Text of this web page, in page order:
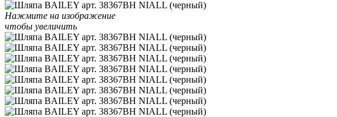
Нажмите на изображение
чтобы увеличить